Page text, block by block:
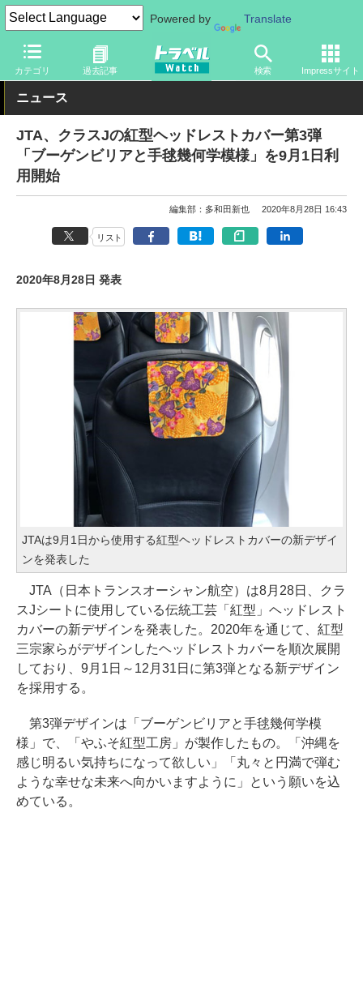
Powered by Translate
カテゴリ 過去記事 検索 Impressサイト
トラベル Watch 地域 国内旅行 沖縄
ニュース
JTA、クラスJの紅型ヘッドレストカバー第3弾
「ブーゲンビリアと手毬幾何学模様」を9月1日利
用開始
編集部：多和田新也 2020年8月28日 16:43
リスト
2020年8月28日 発表
JTAは9月1日から使用する紅型ヘッドレストカバーの新デザイ
ンを発表した
JTA（日本トランスオーシャン航空）は8月28日、クラ
スJシートに使用している伝統工芸「紅型」ヘッドレスト
カバーの新デザインを発表した。2020年を通じて、紅型
三宗家らがデザインしたヘッドレストカバーを順次展開
しており、9月1日～12月31日に第3弾となる新デザイン
を採用する。
第3弾デザインは「ブーゲンビリアと手毬幾何学模
様」で、「やふそ紅型工房」が製作したもの。「沖縄を
感じ明るい気持ちになって欲しい」「丸々と円満で弾む
ような幸せな未来へ向かいますように」という願いを込
めている。